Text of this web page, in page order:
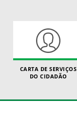
CARTA DE SERVIÇOS
DO CIDADÃO